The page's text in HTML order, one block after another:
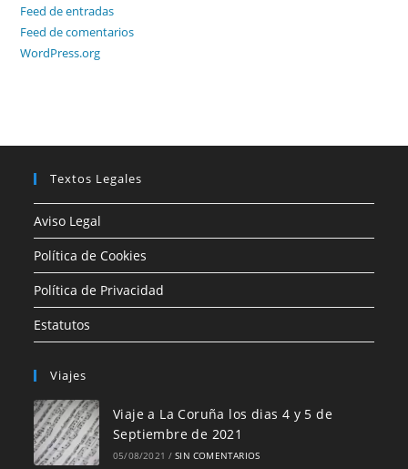
Feed de entradas
Feed de comentarios
WordPress.org
Textos Legales
Aviso Legal
Política de Cookies
Política de Privacidad
Estatutos
Viajes
Viaje a La Coruña los dias 4 y 5 de
Septiembre de 2021
05/08/2021 / SIN COMENTARIOS